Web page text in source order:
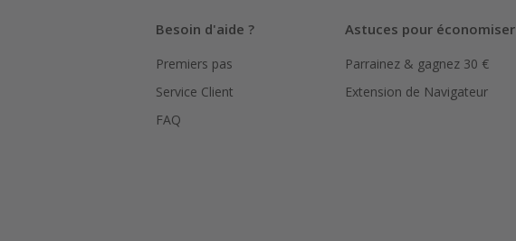
Besoin d'aide ?
Premiers pas
Service Client
FAQ
Astuces pour économiser
Parrainez & gagnez 30 €
Extension de Navigateur